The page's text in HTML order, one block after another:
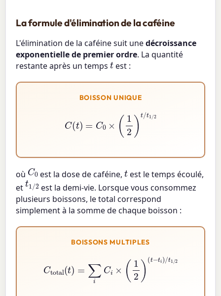
La formule d'élimination de la caféine
L'élimination de la caféine suit unedécroissance
exponentielle de premier ordre. La quantité
restante après un tempstest :
BOISSON UNIQUE
) t/ t 1/2
où C0 est la dose de caféine, test le temps écoulé,
et
t /2
est la demi-vie. Lorsque vous consommez
plusieurs boissons, le total correspond
simplement à la somme de chaque boisson :
BOISSONS MULTIPLES
)( t −t )/t1/2